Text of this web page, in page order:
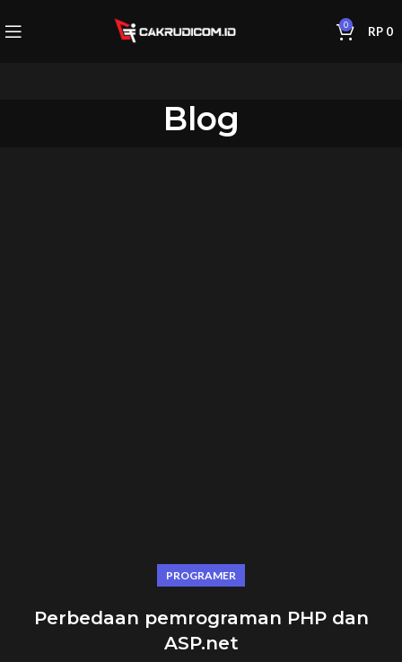
0 RP 0
Blog
PROGRAMER
Perbedaan pemrograman PHP dan
ASP.net